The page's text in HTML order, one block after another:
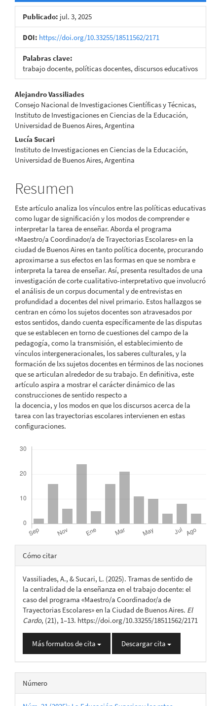
Publicado: jul. 3, 2025
DOI: https://doi.org/10.33255/18511562/2171
Palabras clave:
trabajo docente, políticas docentes, discursos educativos
Contenido
principal
del
artículo
Alejandro Vassiliades
Consejo Nacional de Investigaciones Científicas y Técnicas,
Instituto de Investigaciones en Ciencias de la Educación,
Universidad de Buenos Aires, Argentina
Lucía Sucari
Instituto de Investigaciones en Ciencias de la Educación,
Universidad de Buenos Aires, Argentina
Resumen
Este artículo analiza los vínculos entre las políticas educativas
como lugar de significación y los modos de comprender e
interpretar la tarea de enseñar. Aborda el programa
«Maestro/a Coordinador/a de Trayectorias Escolares» en la
ciudad de Buenos Aires en tanto política docente, procurando
aproximarse a sus efectos en las formas en que se nombra e
interpreta la tarea de enseñar. Así, presenta resultados de una
investigación de corte cualitativo-interpretativo que involucró
el análisis de un corpus documental y de entrevistas en
profundidad a docentes del nivel primario. Estos hallazgos se
centran en cómo los sujetos docentes son atravesados por
estos sentidos, dando cuenta específicamente de las disputas
que se establecen en torno de cuestiones del campo de la
pedagogía, como la transmisión, el establecimiento de
vínculos intergeneracionales, los saberes culturales, y la
formación de lxs sujetos docentes en términos de las nociones
que se articulan alrededor de su trabajo. En definitiva, este
artículo aspira a mostrar el carácter dinámico de las
construcciones de sentido respecto a
la docencia, y los modos en que los discursos acerca de la
tarea con las trayectorias escolares intervienen en estas
configuraciones.
Detalles
del
artículo
Cómo citar
Vassiliades, A., & Sucari, L. (2025). Tramas de sentido de
la centralidad de la enseñanza en el trabajo docente: el
caso del programa «Maestro/a Coordinador/a de
Trayectorias Escolares» en la Ciudad de Buenos Aires. El
Cardo, (21), 1–13. https://doi.org/10.33255/18511562/2171
Más formatos de cita Descargar cita
Número